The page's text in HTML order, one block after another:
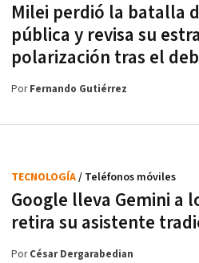
Milei perdió la batalla
pública y revisa su
polarización tras el
PorFernando Gutiérrez
Google lleva Gemini a
retira su asistente
TECNOLOGÍA/ Teléfonos móviles
PorCésar Dergarabedian